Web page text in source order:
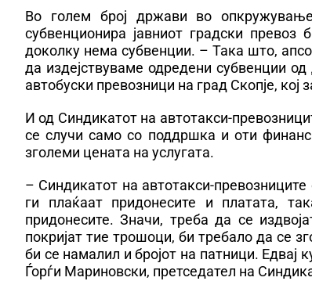
Во голем број држави во
субвенционира јавниот градски превоз
доколку нема субвенции. – Така што,
да издејствуваме одредени субвенции
автобуски превозници на град Скопје,
И од Синдикатот на автотакси-
се случи само со поддршка и оти
зголеми цената на услугата.
– Синдикатот на автотакси-
ги плаќаат придонесите и платата,
придонесите. Значи, треба да се
покријат тие трошоци, би требало да се
би се намалил и бројот на патници.
Ѓорѓи Мариновски, претседател на